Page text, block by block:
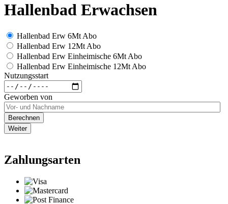
Hallenbad Erwachsen
Hallenbad Erw 6Mt Abo
Hallenbad Erw 12Mt Abo
Hallenbad Erw Einheimische 6Mt Abo
Hallenbad Erw Einheimische 12Mt Abo
Nutzungsstart
Geworben von
Berechnen
Weiter
Zahlungsarten